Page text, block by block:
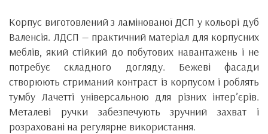
Корпус виготовлений з ламінованої ДСП у кольорі дуб
Валенсія. ЛДСП — практичний матеріал для корпусних
меблів, який стійкий до побутових навантажень і не
потребує складного догляду. Бежеві фасади
створюють стриманий контраст із корпусом і роблять
тумбу Лачетті універсальною для різних інтер’єрів.
Металеві ручки забезпечують зручний захват і
розраховані на регулярне використання.